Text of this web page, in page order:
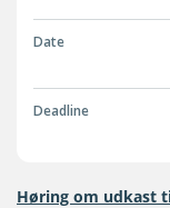
Date
Deadline
Høring om udkast